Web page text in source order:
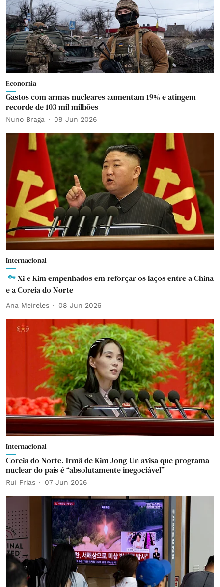
Economia
Gastos com armas nucleares aumentam 19% e atingem
recorde de 103 mil milhões
Nuno Braga 09 Jun 2026
Internacional
Xi e Kim empenhados em reforçar os laços entre a China
e a Coreia do Norte
Ana Meireles 08 Jun 2026
Internacional
Coreia do Norte. Irmã de Kim Jong-Un avisa que programa
nuclear do país é “absolutamente inegociável”
Rui Frias 07 Jun 2026